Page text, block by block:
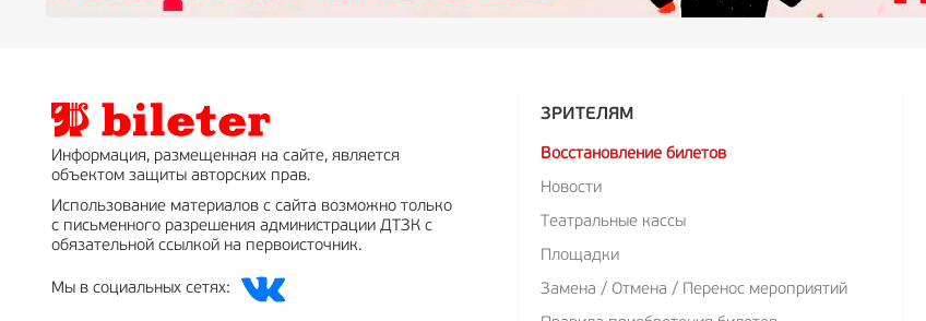
Информация, размещенная на сайте, является
объектом защиты авторских прав.
Использование материалов с сайта возможно только
с письменного разрешения администрации ДТЗК с
обязательной ссылкой на первоисточник.
Мы в социальных сетях:
ЗРИТЕЛЯМ
Восстановление билетов
Новости
Театральные кассы
Площадки
Замена / Отмена / Перенос мероприятий